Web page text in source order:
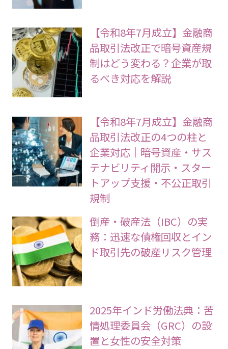
【令和8年7月成立】金融商
品取引法改正で暗号資産規
制はどう変わる？企業が取
るべき対応を解説
【令和8年7月成立】金融商
品取引法改正の4つの柱と
企業対応｜暗号資産・サス
テナビリティ開示・スター
トアップ支援・不公正取引
規制
倒産・破産法（IBC）の実
務：迅速な債権回収とイン
ド取引先の破産リスク管理
2025年インド労働法典：苦
情処理委員会（GRC）の設
置と女性の安全対策